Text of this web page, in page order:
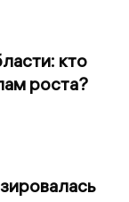
кто
роста?